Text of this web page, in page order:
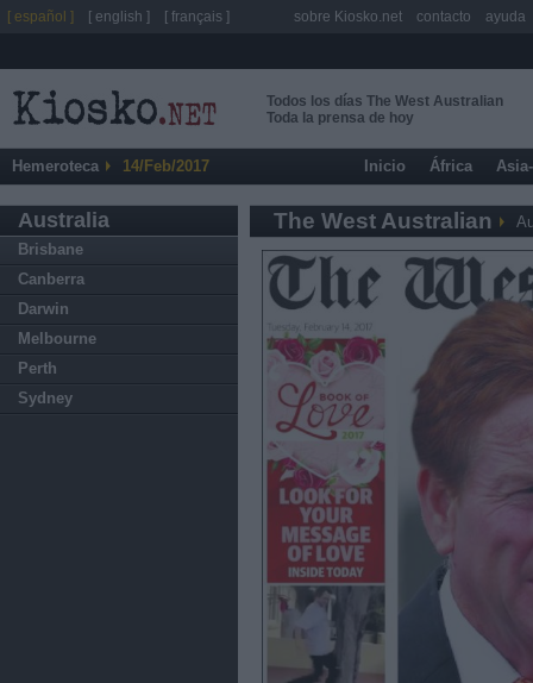
Todos los días The West Australian
Toda la prensa de hoy
Hemeroteca 14/Feb/2017 Inicio África
Australia
Brisbane
Canberra
Darwin
Melbourne
Perth
Sydney
The West Australian
[ español ] [ english ] [ français ] sobre Kiosko.net contacto ayuda